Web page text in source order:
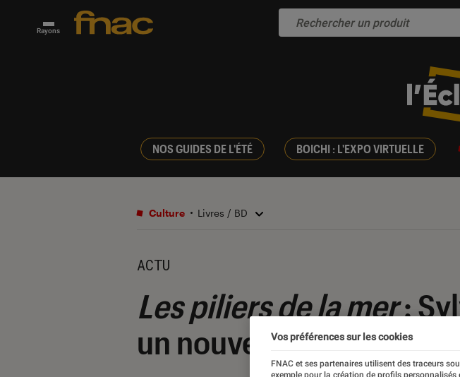
Rayons
NOS GUIDES DE L'ÉTÉ BOICHI : L'EXPO VIRTUELLE
Culture Livres / BD
ACTU
Les piliers de la mer:
un nouveau livre
Vos préférences sur les cookies
FNAC et ses partenaires utilisent des traceurs
exemple pour la création de profils